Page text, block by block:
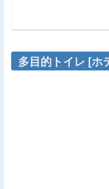
多目的トイレ [ホ